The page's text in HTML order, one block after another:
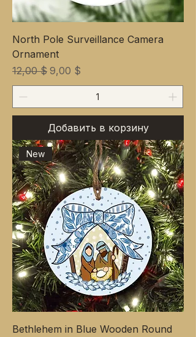
North Pole Surveillance Camera
Ornament
Обычная цена
12,00 $ Цена со скидкой
9,00 $
Добавить в корзину
New
Bethlehem in Blue Wooden Round